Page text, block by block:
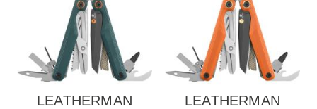
LEATHERMAN
LEATHERMAN